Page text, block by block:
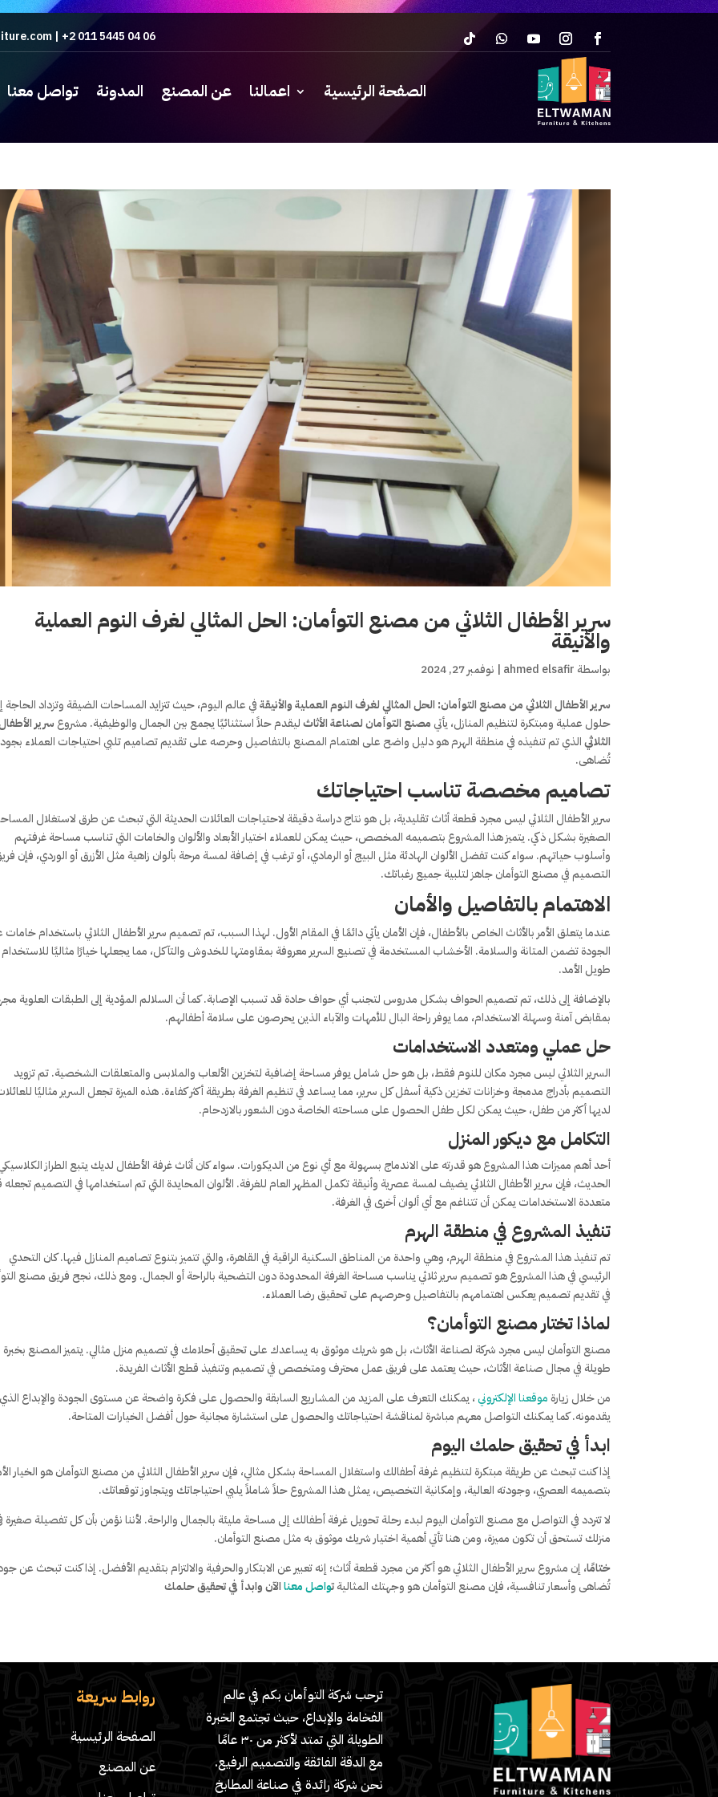
| +2 011 5445 04 06
الصفحة الرئيسية اعمالنا عن المصنع المدونة تواصل معنا
سرير الأطفال الثلاثي من مصنع التوأمان: الحل المثالي لغرف النوم العملية
والأنيقة
بواسطة ahmed elsafir
| نوفمبر 27, 2024
سرير الأطفال الثلاثي من مصنع التوأمان: الحل المثالي لغرف النوم العملية والأنيقةفي عالم اليوم، حيث تتزايد المساحات الضيقة وتزداد الحاجة
حلول عملية ومبتكرة لتنظيم المنازل، يأتي مصنع التوأمان لصناعة الأثاثليقدم حلاً استثنائيًا يجمع بين الجمال والوظيفية. مشروع سرير
الثلاثيالذي تم تنفيذه في منطقة الهرم هو دليل واضح على اهتمام المصنع بالتفاصيل وحرصه على تقديم تصاميم تلبي احتياجات العملاء
تُضاهى.
تصاميم مخصصة تناسب احتياجاتك
سرير الأطفال الثلاثي ليس مجرد قطعة أثاث تقليدية، بل هو نتاج دراسة دقيقة لاحتياجات العائلات الحديثة التي تبحث عن طرق لاستغلال
الصغيرة بشكل ذكي. يتميز هذا المشروع بتصميمه المخصص، حيث يمكن للعملاء اختيار الأبعاد والألوان والخامات التي تناسب مساحة غرفتهم
وأسلوب حياتهم. سواء كنت تفضل الألوان الهادئة مثل البيج أو الرمادي، أو ترغب في إضافة لمسة مرحة بألوان زاهية مثل الأزرق أو الوردي، فإن
التصميم في مصنع التوأمان جاهز لتلبية جميع رغباتك.
الاهتمام بالتفاصيل والأمان
عندما يتعلق الأمر بالأثاث الخاص بالأطفال، فإن الأمان يأتي دائمًا في المقام الأول. لهذا السبب، تم تصميم سرير الأطفال الثلاثي باستخدام خامات
الجودة تضمن المتانة والسلامة. الأخشاب المستخدمة في تصنيع السرير معروفة بمقاومتها للخدوش والتآكل، مما يجعلها خيارًا مثاليًا للاستخدام
طويل الأمد.
بالإضافة إلى ذلك، تم تصميم الحواف بشكل مدروس لتجنب أي حواف حادة قد تسبب الإصابة. كما أن السلالم المؤدية إلى الطبقات العلوية
بمقابض آمنة وسهلة الاستخدام، مما يوفر راحة البال للأمهات والآباء الذين يحرصون على سلامة أطفالهم.
حل عملي ومتعدد الاستخدامات
السرير الثلاثي ليس مجرد مكان للنوم فقط، بل هو حل شامل يوفر مساحة إضافية لتخزين الألعاب والملابس والمتعلقات الشخصية. تم تزويد
التصميم بأدراج مدمجة وخزانات تخزين ذكية أسفل كل سرير، مما يساعد في تنظيم الغرفة بطريقة أكثر كفاءة. هذه الميزة تجعل السرير مثاليًا
لديها أكثر من طفل، حيث يمكن لكل طفل الحصول على مساحته الخاصة دون الشعور بالازدحام.
التكامل مع ديكور المنزل
أحد أهم مميزات هذا المشروع هو قدرته على الاندماج بسهولة مع أي نوع من الديكورات. سواء كان أثاث غرفة الأطفال لديك يتبع الطراز
الحديث، فإن سرير الأطفال الثلاثي يضيف لمسة عصرية وأنيقة تكمل المظهر العام للغرفة. الألوان المحايدة التي تم استخدامها في التصميم
متعددة الاستخدامات يمكن أن تتناغم مع أي ألوان أخرى في الغرفة.
تنفيذ المشروع في منطقة الهرم
تم تنفيذ هذا المشروع في منطقة الهرم، وهي واحدة من المناطق السكنية الراقية في القاهرة، والتي تتميز بتنوع تصاميم المنازل فيها. كان التحدي
الرئيسي في هذا المشروع هو تصميم سرير ثلاثي يناسب مساحة الغرفة المحدودة دون التضحية بالراحة أو الجمال. ومع ذلك، نجح فريق مصنع
في تقديم تصميم يعكس اهتمامهم بالتفاصيل وحرصهم على تحقيق رضا العملاء.
لماذا تختار مصنع التوأمان؟
مصنع التوأمان ليس مجرد شركة لصناعة الأثاث، بل هو شريك موثوق به يساعدك على تحقيق أحلامك في تصميم منزل مثالي. يتميز المصنع بخبرة
طويلة في مجال صناعة الأثاث، حيث يعتمد على فريق عمل محترف ومتخصص في تصميم وتنفيذ قطع الأثاث الفريدة.
من خلال زيارة موقعنا الإلكتروني، يمكنك التعرف على المزيد من المشاريع السابقة والحصول على فكرة واضحة عن مستوى الجودة والإبداع
يقدمونه. كما يمكنك التواصل معهم مباشرة لمناقشة احتياجاتك والحصول على استشارة مجانية حول أفضل الخيارات المتاحة.
ابدأ في تحقيق حلمك اليوم
إذا كنت تبحث عن طريقة مبتكرة لتنظيم غرفة أطفالك واستغلال المساحة بشكل مثالي، فإن سرير الأطفال الثلاثي من مصنع التوأمان هو الخيار
بتصميمه العصري، وجودته العالية، وإمكانية التخصيص، يمثل هذا المشروع حلاً شاملاً يلبي احتياجاتك ويتجاوز توقعاتك.
لا تتردد في التواصل مع مصنع التوأمان اليوم لبدء رحلة تحويل غرفة أطفالك إلى مساحة مليئة بالجمال والراحة. لأننا نؤمن بأن كل تفصيلة صغيرة
منزلك تستحق أن تكون مميزة، ومن هنا تأتي أهمية اختيار شريك موثوق به مثل مصنع التوأمان.
ختامًا، إن مشروع سرير الأطفال الثلاثي هو أكثر من مجرد قطعة أثاث؛ إنه تعبير عن الابتكار والحرفية والالتزام بتقديم الأفضل. إذا كنت تبحث عن
تُضاهى وأسعار تنافسية، فإن مصنع التوأمان هو وجهتك المثاليةتواصل معناالآن وابدأ في تحقيق حلمك
روابط سريعة
الصفحة الرئيسية
عن المصنع
ترحب شركة التوأمان بكم في عالم
الفخامة والإبداع، حيث تجتمع الخبرة
الطويلة التي تمتد لأكثر من ٣٠ عامًا
مع الدقة الفائقة والتصميم الرفيع.
نحن شركة رائدة في صناعة المطابخ